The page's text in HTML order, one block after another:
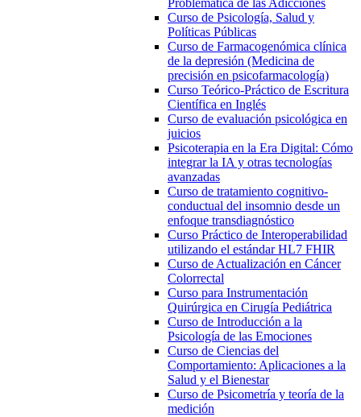
Problemática de las Adicciones
Curso de Psicología, Salud y
Políticas Públicas
Curso de Farmacogenómica clínica
de la depresión (Medicina de
precisión en psicofarmacología)
Curso Teórico-Práctico de Escritura
Científica en Inglés
Curso de evaluación psicológica en
juicios
Psicoterapia en la Era Digital: Cómo
integrar la IA y otras tecnologías
avanzadas
Curso de tratamiento cognitivo-
conductual del insomnio desde un
enfoque transdiagnóstico
Curso Práctico de Interoperabilidad
utilizando el estándar HL7 FHIR
Curso de Actualización en Cáncer
Colorrectal
Curso para Instrumentación
Quirúrgica en Cirugía Pediátrica
Curso de Introducción a la
Psicología de las Emociones
Curso de Ciencias del
Comportamiento: Aplicaciones a la
Salud y el Bienestar
Curso de Psicometría y teoría de la
medición